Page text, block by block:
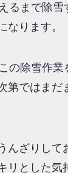
るまで除雪
なります。
の除雪作業
第ではまだ
んざりして
リとした気